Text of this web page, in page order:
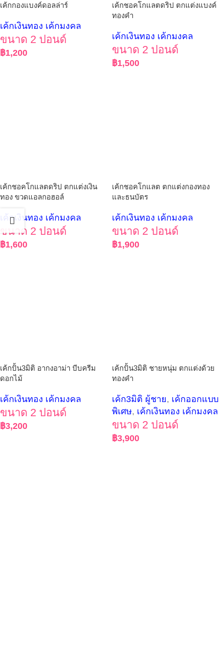
เค้กกองแบงค์ดอลล่าร์
เค้กเงินทอง เค้กมงคล
ขนาด 2 ปอนด์
฿1,200
เค้กชอคโกแลตดริป ตกแต่งแบงค์
ทองคำ
เค้กเงินทอง เค้กมงคล
ขนาด 2 ปอนด์
฿1,500
เค้กชอคโกแลตดริป ตกแต่งเงิน
ทอง ขวดแอลกอฮอล์
เค้กเงินทอง เค้กมงคล
ขนาด 2 ปอนด์
฿1,600
เค้กชอคโกแลต ตกแต่งกองทอง
และธนบัตร
เค้กเงินทอง เค้กมงคล
ขนาด 2 ปอนด์
฿1,900
เค้กปั้น3มิติ อากงอาม่า บีบครีม
ดอกไม้
เค้กเงินทอง เค้กมงคล
ขนาด 2 ปอนด์
฿3,200
เค้กปั้น3มิติ ชายหนุ่ม ตกแต่งด้วย
ทองคำ
เค้ก3มิติ ผู้ชาย, เค้กออกแบบ
พิเศษ, เค้กเงินทอง เค้กมงคล
ขนาด 2 ปอนด์
฿3,900